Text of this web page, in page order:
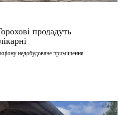
продадуть
недобудоване приміщення